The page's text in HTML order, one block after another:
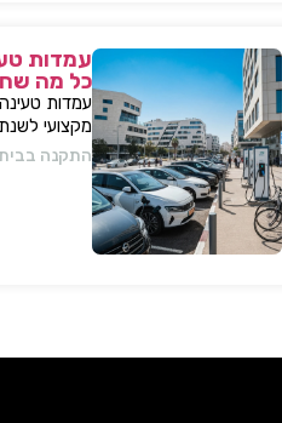
עמדות
כל מה
עמדות
טעינה,
טיפים,
התקנה